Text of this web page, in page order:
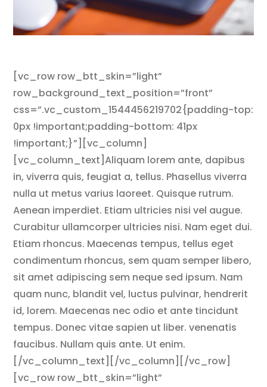
[vc_row row_btt_skin=”light”
row_background_text_position=”front”
css=”.vc_custom_1544456219702{padding-top:
0px !important;padding-bottom: 41px
!important;}”][vc_column]
[vc_column_text]Aliquam lorem ante, dapibus
in, viverra quis, feugiat a, tellus. Phasellus viverra
nulla ut metus varius laoreet. Quisque rutrum.
Aenean imperdiet. Etiam ultricies nisi vel augue.
Curabitur ullamcorper ultricies nisi. Nam eget dui.
Etiam rhoncus. Maecenas tempus, tellus eget
condimentum rhoncus, sem quam semper libero,
sit amet adipiscing sem neque sed ipsum. Nam
quam nunc, blandit vel, luctus pulvinar, hendrerit
id, lorem. Maecenas nec odio et ante tincidunt
tempus. Donec vitae sapien ut liber. venenatis
faucibus. Nullam quis ante. Ut enim.
[/vc_column_text][/vc_column][/vc_row]
[vc_row row_btt_skin=”light”